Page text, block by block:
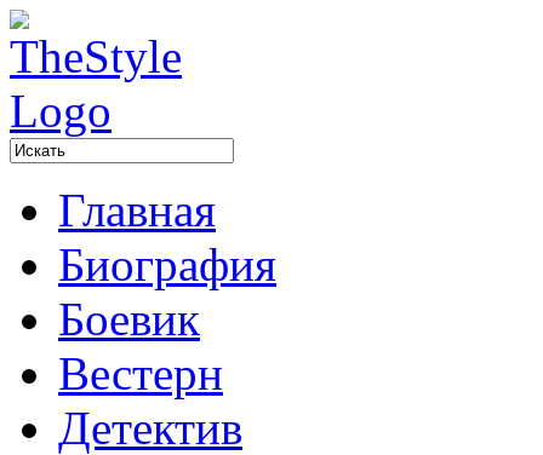
Главная
Биография
Боевик
Вестерн
Детектив